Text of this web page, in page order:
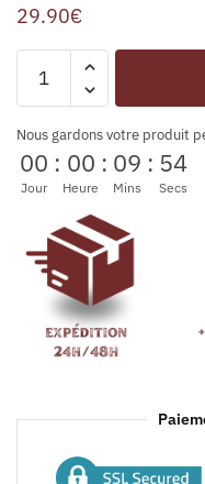
29.90€
Nous gardons votre produit
00
Jour
: 00
Heure
: 09
Mins
: 54
Secs